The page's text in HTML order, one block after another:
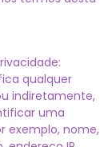
qualquer
indiretamente,
uma
exemplo, nome,